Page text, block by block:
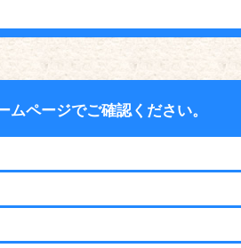
ページでご確認ください。